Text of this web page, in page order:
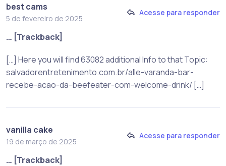
best cams
5 de fevereiro de 2025
Acesse para responder
… [Trackback]
[…] Here you will find 63082 additional Info to that Topic:
salvadorentretenimento.com.br/alle-varanda-bar-
recebe-acao-da-beefeater-com-welcome-drink/ […]
vanilla cake
19 de março de 2025
Acesse para responder
… [Trackback]